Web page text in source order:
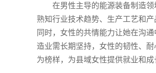
在男性主导的能源装备制造
熟知行业技术趋势、生产工艺和
同时，女性的共情能力让她在沟
造业需长期坚持，女性的韧性、
为榜样，为县域女性提供就业和